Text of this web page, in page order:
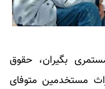
بگیران، حقوق
مستخدمین متوفای